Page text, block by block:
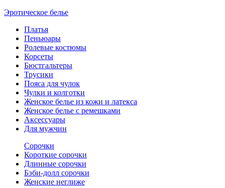
Эротическое белье
Платья
Пеньюары
Ролевые костюмы
Корсеты
Бюстгальтеры
Трусики
Пояса для чулок
Чулки и колготки
Женское белье из кожи и латекса
Женское белье с ремешками
Аксессуары
Для мужчин
Сорочки
Короткие сорочки
Длинные сорочки
Бэби-долл сорочки
Женские неглиже